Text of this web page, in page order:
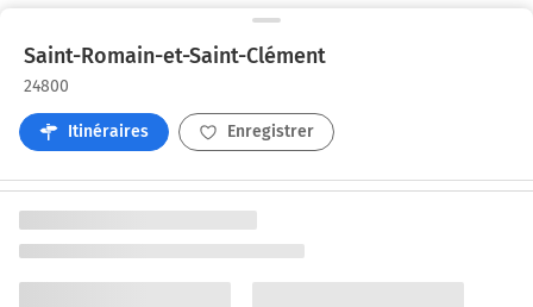
Saint-Romain-et-Saint-Clément
24800
Itinéraires Enregistrer